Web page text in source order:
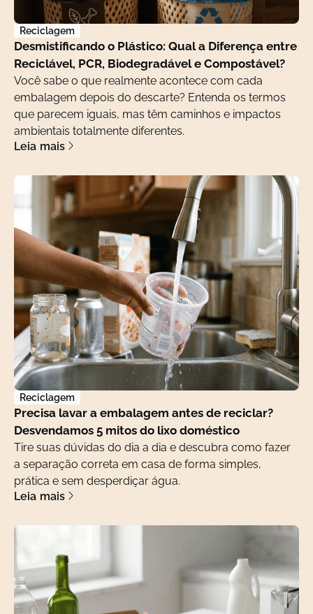
Reciclagem
Desmistificando o Plástico: Qual a Diferença entre
Reciclável, PCR, Biodegradável e Compostável?
Você sabe o que realmente acontece com cada
embalagem depois do descarte? Entenda os termos
que parecem iguais, mas têm caminhos e impactos
ambientais totalmente diferentes.
Leia mais
Reciclagem
Precisa lavar a embalagem antes de reciclar?
Desvendamos 5 mitos do lixo doméstico
Tire suas dúvidas do dia a dia e descubra como fazer
a separação correta em casa de forma simples,
prática e sem desperdiçar água.
Leia mais